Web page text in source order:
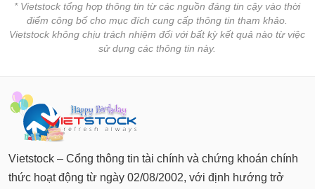
* Vietstock tổng hợp thông tin từ các nguồn đáng tin cậy vào thời
điểm công bố cho mục đích cung cấp thông tin tham khảo.
Vietstock không chịu trách nhiệm đối với bất kỳ kết quả nào từ việc
sử dụng các thông tin này.
Vietstock – Cổng thông tin tài chính và chứng khoán chính
thức hoạt động từ ngày 02/08/2002, với định hướng trở